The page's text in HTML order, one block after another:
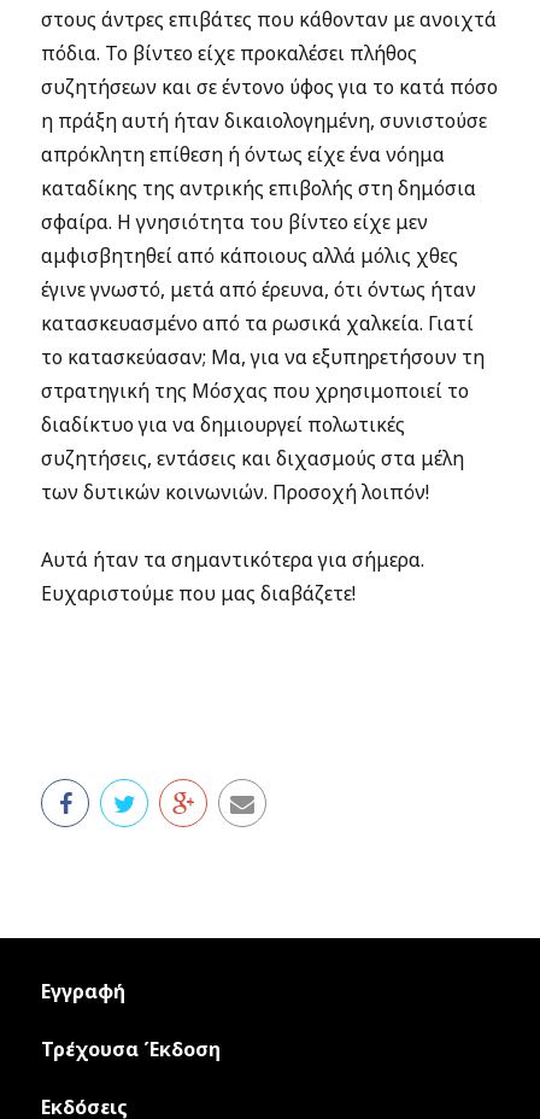
στους άντρες επιβάτες που κάθονταν με ανοιχτά
πόδια. Το βίντεο είχε προκαλέσει πλήθος
συζητήσεων και σε έντονο ύφος για το κατά πόσο
η πράξη αυτή ήταν δικαιολογημένη, συνιστούσε
απρόκλητη επίθεση ή όντως είχε ένα νόημα
καταδίκης της αντρικής επιβολής στη δημόσια
σφαίρα. Η γνησιότητα του βίντεο είχε μεν
αμφισβητηθεί από κάποιους αλλά μόλις χθες
έγινε γνωστό, μετά από έρευνα, ότι όντως ήταν
κατασκευασμένο από τα ρωσικά χαλκεία. Γιατί
το κατασκεύασαν; Μα, για να εξυπηρετήσουν τη
στρατηγική της Μόσχας που χρησιμοποιεί το
διαδίκτυο για να δημιουργεί πολωτικές
συζητήσεις, εντάσεις και διχασμούς στα μέλη
των δυτικών κοινωνιών. Προσοχή λοιπόν!
Αυτά ήταν τα σημαντικότερα για σήμερα.
Ευχαριστούμε που μας διαβάζετε!
Εγγραφή
Τρέχουσα Έκδοση
Εκδόσεις